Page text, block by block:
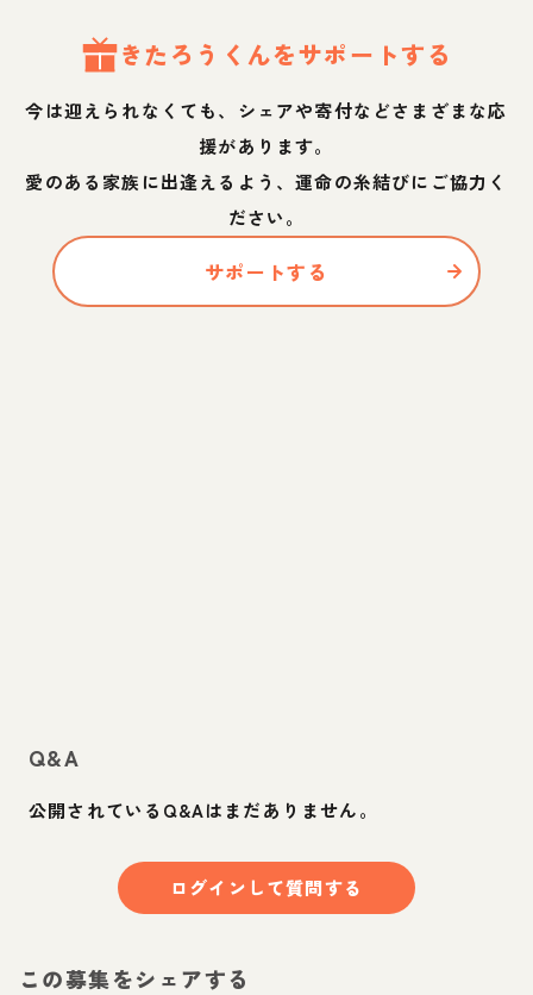
きたろう くんをサポートする
今は迎えられなくても、シェアや寄付などさまざまな応
援があります。
愛のある家族に出逢えるよう、運命の糸結びにご協力く
ださい。
サポートする
Q&A
公開されているQ&Aはまだありません。
ログインして質問する
この募集をシェアする